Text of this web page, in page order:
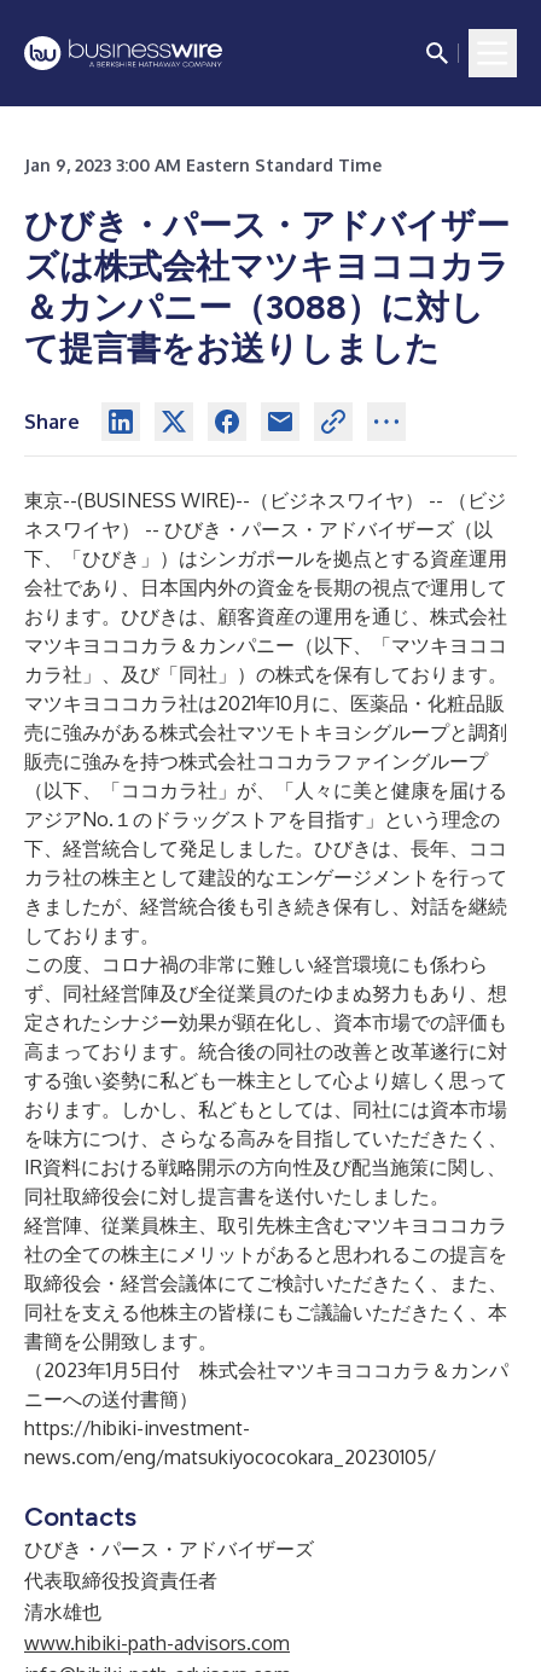
Jan 9, 2023 3:00 AM Eastern Standard Time
ひびき・パース・アドバイザー
ズは株式会社マツキヨココカラ
＆カンパニー（3088）に対し
て提言書をお送りしました
Share
東京--(BUSINESS WIRE)-- （ビジネスワイヤ） -- （ビジ
ネスワイヤ） -- ひびき・パース・アドバイザーズ（以
下、「ひびき」）はシンガポールを拠点とする資産運用
会社であり、日本国内外の資金を長期の視点で運用して
おります。ひびきは、顧客資産の運用を通じ、株式会社
マツキヨココカラ＆カンパニー（以下、「マツキヨココ
カラ社」、及び「同社」）の株式を保有しております。
マツキヨココカラ社は2021年10月に、医薬品・化粧品販
売に強みがある株式会社マツモトキヨシグループと調剤
販売に強みを持つ株式会社ココカラファイングループ
（以下、「ココカラ社」が、「人々に美と健康を届ける
アジアNo.１のドラッグストアを目指す」という理念の
下、経営統合して発足しました。ひびきは、長年、ココ
カラ社の株主として建設的なエンゲージメントを行って
きましたが、経営統合後も引き続き保有し、対話を継続
しております。
この度、コロナ禍の非常に難しい経営環境にも係わら
ず、同社経営陣及び全従業員のたゆまぬ努力もあり、想
定されたシナジー効果が顕在化し、資本市場での評価も
高まっております。統合後の同社の改善と改革遂行に対
する強い姿勢に私ども一株主として心より嬉しく思って
おります。しかし、私どもとしては、同社には資本市場
を味方につけ、さらなる高みを目指していただきたく、
IR資料における戦略開示の方向性及び配当施策に関し、
同社取締役会に対し提言書を送付いたしました。
経営陣、従業員株主、取引先株主含むマツキヨココカラ
社の全ての株主にメリットがあると思われるこの提言を
取締役会・経営会議体にてご検討いただきたく、また、
同社を支える他株主の皆様にもご議論いただきたく、本
書簡を公開致します。
（2023年1月5日付 株式会社マツキヨココカラ＆カンパ
ニーへの送付書簡）
https://hibiki-investment-
news.com/eng/matsukiyococokara_20230105/
Contacts
ひびき・パース・アドバイザーズ
代表取締役投資責任者
清水雄也
www.hibiki-path-advisors.com